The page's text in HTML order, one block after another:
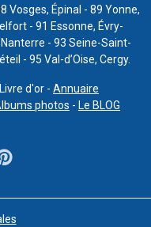
Vosges, Épinal - 89 Yonne,
- 91 Essonne, Évry-
- 93 Seine-Saint-
- 95 Val-d’Oise, Cergy.
d'or - Annuaire
photos - Le BLOG